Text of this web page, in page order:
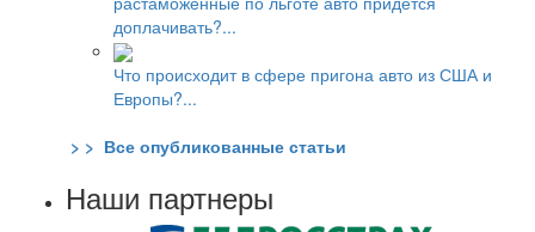
доплачивать?...
Что происходит в сфере пригона авто из США и
Европы?...
> > Все опубликованные статьи
Наши партнеры